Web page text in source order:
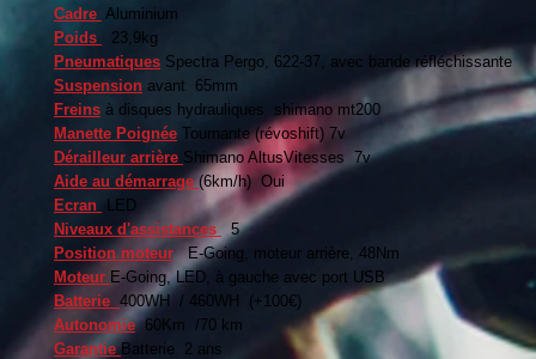
Cadre Aluminium
Poids
23,9kg
Pneumatiques Spectra Pergo, 622-37, avec bande réfléchissante
Suspension avant 65mm
Freins à disques hydrauliques shimano mt200
Manette Poignée Tournante (révoshift) 7v
Dérailleur arrière Shimano AltusVitesses 7v
Aide au démarrage(6km/h) Oui
Ecran
LED
Niveaux d'assistances
5
Position moteurE-Going, moteur arrière, 48Nm
Moteur E-Going, LED, à gauche avec port USB
Batterie 400WH / 460WH (+100€)
Autonomie60Km /70 km
Garantie Batterie 2 ans